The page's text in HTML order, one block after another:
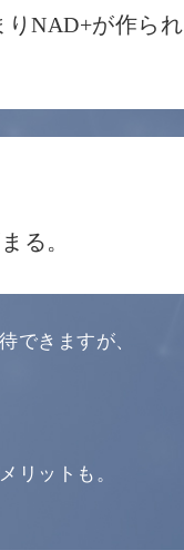
りNAD+が作られ
る。
できますが、
リットも。